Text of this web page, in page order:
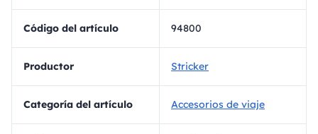
Código del artículo 94800
Productor Stricker
Categoría del artículo Accesorios de viaje